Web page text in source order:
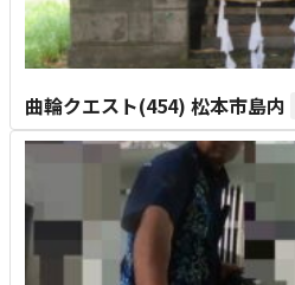
曲輪クエスト(454) 松本市島内